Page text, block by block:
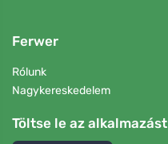
Ferwer
Rólunk
Nagykereskedelem
Töltse le az alkalmazást